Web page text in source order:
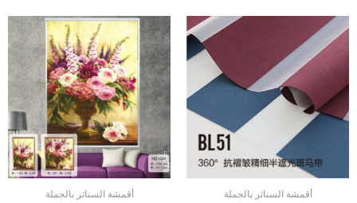
أقمشة الستائر بالجملة أقمشة الستائر بالجملة